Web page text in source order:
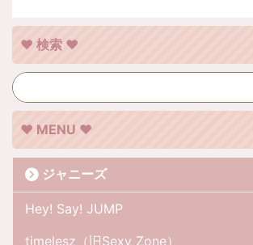
❤︎ 検索 ❤︎
❤︎ MENU ❤︎
ジャニーズ
Hey! Say! JUMP
timelesz（旧Sexy Zone）